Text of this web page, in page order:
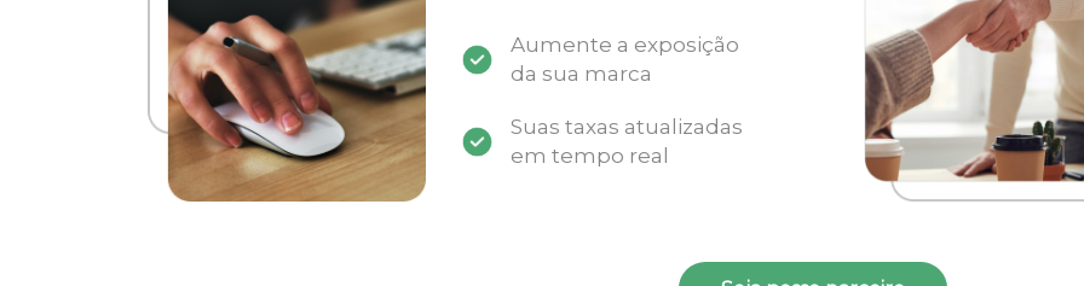
Aumente a exposição
da sua marca
Suas taxas atualizadas
em tempo real